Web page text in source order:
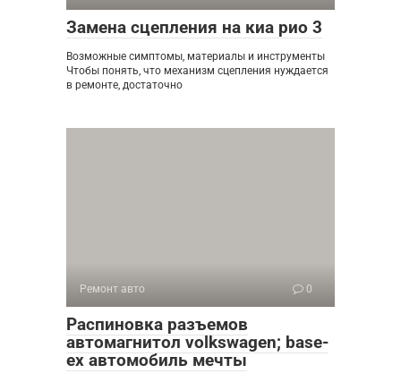
Замена сцепления на киа рио 3
Возможные симптомы, материалы и инструменты
Чтобы понять, что механизм сцепления нуждается
в ремонте, достаточно
Ремонт авто 0
Распиновка разъемов
автомагнитол volkswagen; base-
ex автомобиль мечты